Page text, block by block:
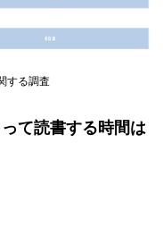
する調査
て読書する時間は